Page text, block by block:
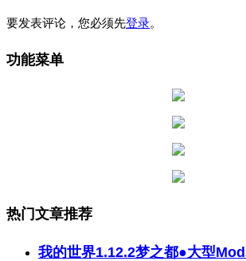
要发表评论，您必须先登录。
功能菜单
热门文章推荐
我的世界1.12.2梦之都●大型